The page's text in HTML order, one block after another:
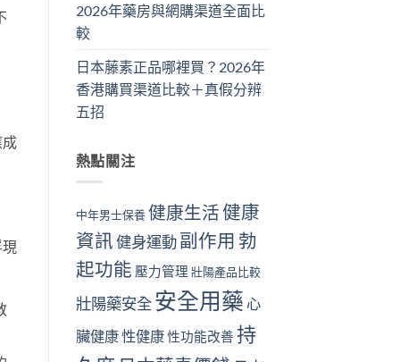
2026年藥房與網購渠道全面比
較
日本藤素正品哪裡買？2026年
香港購買渠道比較＋真假分辨
五招
熱點關注
中年男士保養 健康生活健康
資訊健身運動 副作用 勃
起功能 壓力管理 壯陽產品比較
壯陽藥安全 安全用藥 心
臟健康性健康性功能改善 持